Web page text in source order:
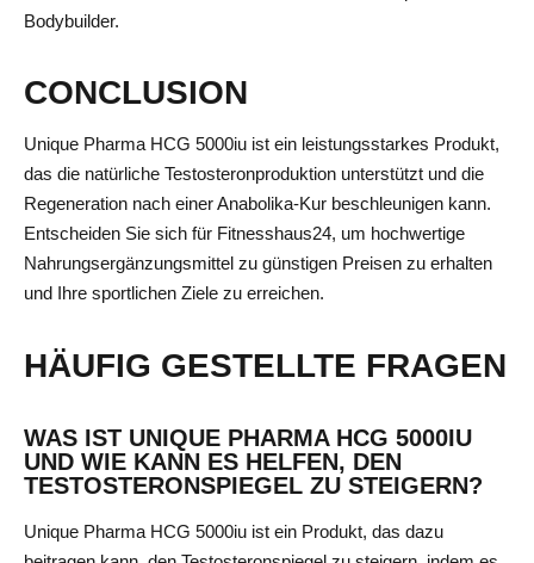
Bodybuilder.
CONCLUSION
Unique Pharma HCG 5000iu ist ein leistungsstarkes Produkt,
das die natürliche Testosteronproduktion unterstützt und die
Regeneration nach einer Anabolika-Kur beschleunigen kann.
Entscheiden Sie sich für Fitnesshaus24, um hochwertige
Nahrungsergänzungsmittel zu günstigen Preisen zu erhalten
und Ihre sportlichen Ziele zu erreichen.
HÄUFIG GESTELLTE FRAGEN
WAS IST UNIQUE PHARMA HCG 5000IU
UND WIE KANN ES HELFEN, DEN
TESTOSTERONSPIEGEL ZU STEIGERN?
Unique Pharma HCG 5000iu ist ein Produkt, das dazu